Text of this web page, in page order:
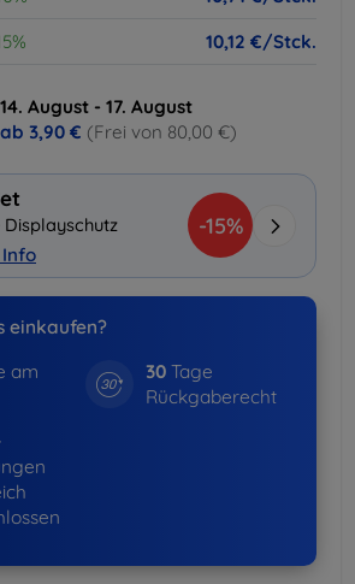
10,12 €/Stck.
August - 17. August
3,90 € (Frei von 80,00 €)
Displayschutz
-15%
einkaufen?
am
30 Tage
Rückgaberecht